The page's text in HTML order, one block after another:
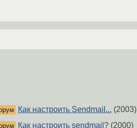
Как настроить Sendmail... (2003)
Как настроить sendmail?(2000)